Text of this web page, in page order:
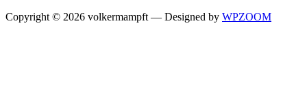
Copyright © 2026 volkermampft — Designed by WPZOOM